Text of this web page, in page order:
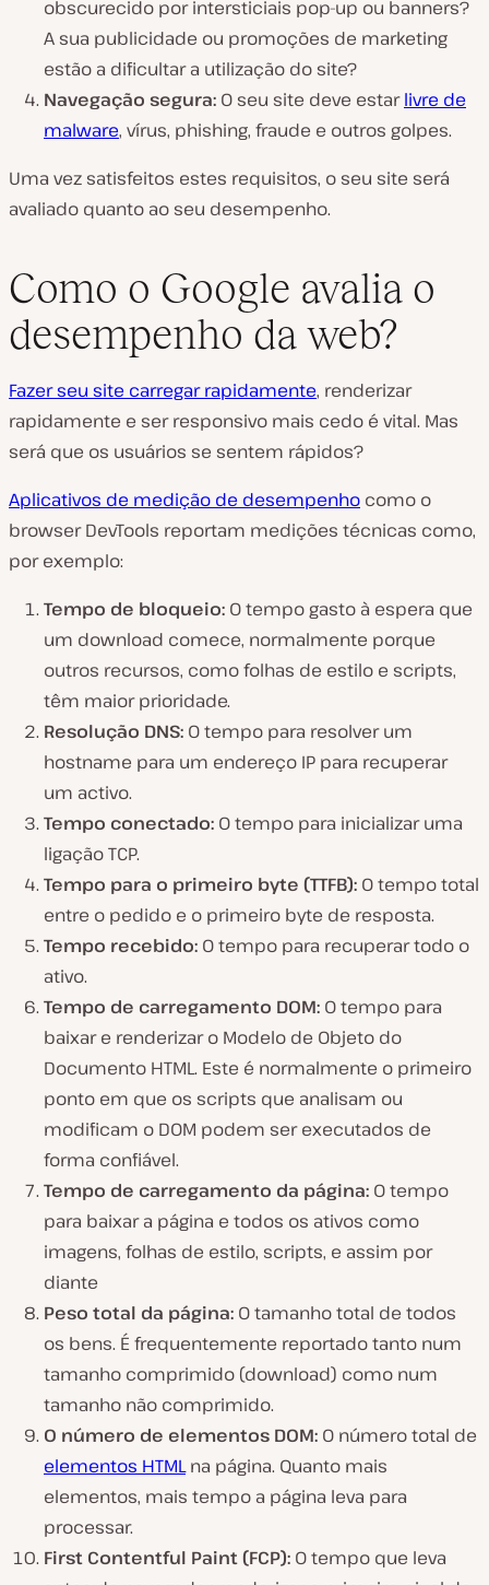
obscurecido por intersticiais pop-up ou banners?
A sua publicidade ou promoções de marketing
estão a dificultar a utilização do site?
Navegação segura: O seu site deve estarlivre de
malware, vírus, phishing, fraude e outros golpes.
Uma vez satisfeitos estes requisitos, o seu site será
avaliado quanto ao seu desempenho.
Como o Google avalia o
desempenho da web?
Fazer seu site carregar rapidamente, renderizar
rapidamente e ser responsivo mais cedo é vital. Mas
será que os usuários se sentem rápidos?
Aplicativos de medição de desempenho como o
browser DevTools reportam medições técnicas como,
por exemplo:
Tempo de bloqueio: O tempo gasto à espera que
um download comece, normalmente porque
outros recursos, como folhas de estilo e scripts,
têm maior prioridade.
Resolução DNS: O tempo para resolver um
hostname para um endereço IP para recuperar
um activo.
Tempo conectado: O tempo para inicializar uma
ligação TCP.
Tempo para o primeiro byte (TTFB): O tempo total
entre o pedido e o primeiro byte de resposta.
Tempo recebido: O tempo para recuperar todo o
ativo.
Tempo de carregamento DOM: O tempo para
baixar e renderizar o Modelo de Objeto do
Documento HTML. Este é normalmente o primeiro
ponto em que os scripts que analisam ou
modificam o DOM podem ser executados de
forma confiável.
Tempo de carregamento da página: O tempo
para baixar a página e todos os ativos como
imagens, folhas de estilo, scripts, e assim por
diante
Peso total da página: O tamanho total de todos
os bens. É frequentemente reportado tanto num
tamanho comprimido (download) como num
tamanho não comprimido.
O número de elementos DOM: O número total de
elementos HTMLna página. Quanto mais
elementos, mais tempo a página leva para
processar.
First Contentful Paint (FCP): O tempo que leva